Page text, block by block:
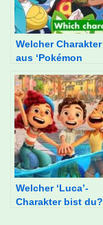
Welcher Charakter
aus ‘Pokémon
Welcher ‘Luca’-
Charakter bist du?